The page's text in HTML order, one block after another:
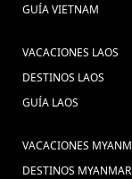
GUÍA VIETNAM
VACACIONES LAOS
DESTINOS LAOS
GUÍA LAOS
VACACIONES
DESTINOS MYANMAR